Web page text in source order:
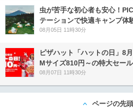
虫が苦手な初心者も安心！
テーションで快適キャンプ体
08月05日 11時30分
ピザハット「ハットの日」8
Mサイズ810円～の特大セー
08月07日 11時30分
ページの先